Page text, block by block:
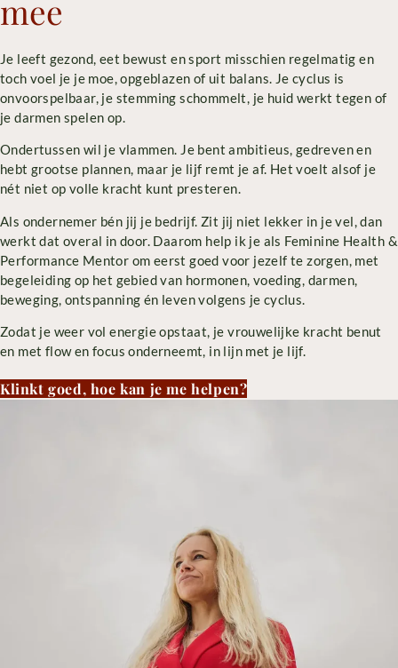
mee
Je leeft gezond, eet bewust en sport misschien regelmatig en
toch voel je je moe, opgeblazen of uit balans. Je cyclus is
onvoorspelbaar, je stemming schommelt, je huid werkt tegen of
je darmen spelen op.
Ondertussen wil je vlammen. Je bent ambitieus, gedreven en
hebt grootse plannen, maar je lijf remt je af. Het voelt alsof je
nét niet op volle kracht kunt presteren.
Als ondernemer bén jij je bedrijf. Zit jij niet lekker in je vel, dan
werkt dat overal in door. Daarom help ik je als Feminine Health &
Performance Mentor om eerst goed voor jezelf te zorgen, met
begeleiding op het gebied van hormonen, voeding, darmen,
beweging, ontspanning én leven volgens je cyclus.
Zodat je weer vol energie opstaat, je vrouwelijke kracht benut
en met flow en focus onderneemt, in lijn met je lijf.
Klinkt goed, hoe kan je me helpen?